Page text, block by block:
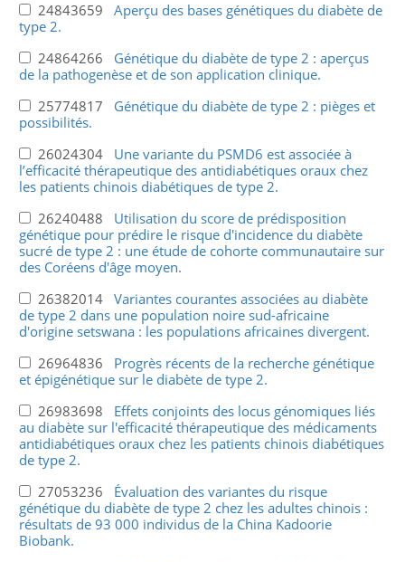
24843659 Aperçu des bases génétiques du diabète de
type 2.
24864266 Génétique du diabète de type 2 : aperçus
de la pathogenèse et de son application clinique.
25774817 Génétique du diabète de type 2 : pièges et
possibilités.
26024304 Une variante du PSMD6 est associée à
l’efficacité thérapeutique des antidiabétiques oraux chez
les patients chinois diabétiques de type 2.
26240488 Utilisation du score de prédisposition
génétique pour prédire le risque d'incidence du diabète
sucré de type 2 : une étude de cohorte communautaire sur
des Coréens d'âge moyen.
26382014 Variantes courantes associées au diabète
de type 2 dans une population noire sud-africaine
d'origine setswana : les populations africaines divergent.
26964836 Progrès récents de la recherche génétique
et épigénétique sur le diabète de type 2.
26983698 Effets conjoints des locus génomiques liés
au diabète sur l'efficacité thérapeutique des médicaments
antidiabétiques oraux chez les patients chinois diabétiques
de type 2.
27053236 Évaluation des variantes du risque
génétique du diabète de type 2 chez les adultes chinois :
résultats de 93 000 individus de la China Kadoorie
Biobank.